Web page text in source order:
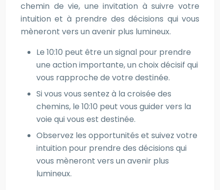
chemin de vie, une invitation à suivre votre
intuition et à prendre des décisions qui vous
mèneront vers un avenir plus lumineux.
Le 10:10 peut être un signal pour prendre
une action importante, un choix décisif qui
vous rapproche de votre destinée.
Si vous vous sentez à la croisée des
chemins, le 10:10 peut vous guider vers la
voie qui vous est destinée.
Observez les opportunités et suivez votre
intuition pour prendre des décisions qui
vous mèneront vers un avenir plus
lumineux.